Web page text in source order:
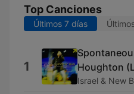
Top Canciones
Últimos 7 días
1
Houghton
Israel & New